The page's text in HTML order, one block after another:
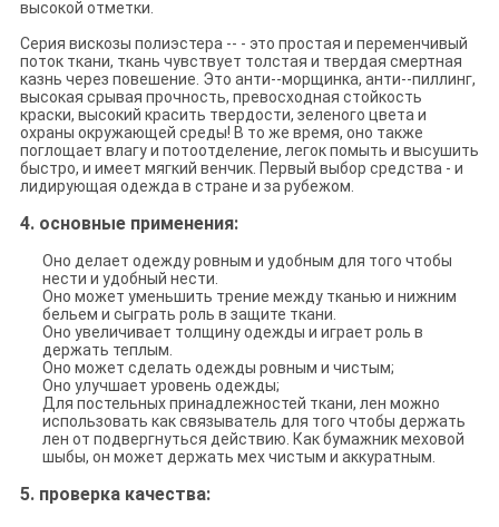
высокой отметки.
Серия вискозы полиэстера -- - это простая и переменчивый
поток ткани, ткань чувствует толстая и твердая смертная
казнь через повешение. Это анти--морщинка, анти--пиллинг,
высокая срывая прочность, превосходная стойкость
краски, высокий красить твердости, зеленого цвета и
охраны окружающей среды! В то же время, оно также
поглощает влагу и потоотделение, легок помыть и высушить
быстро, и имеет мягкий венчик. Первый выбор средства - и
лидирующая одежда в стране и за рубежом.
4. основные применения:
Оно делает одежду ровным и удобным для того чтобы
нести и удобный нести.
Оно может уменьшить трение между тканью и нижним
бельем и сыграть роль в защите ткани.
Оно увеличивает толщину одежды и играет роль в
держать теплым.
Оно может сделать одежды ровным и чистым;
Оно улучшает уровень одежды;
Для постельных принадлежностей ткани, лен можно
использовать как связыватель для того чтобы держать
лен от подвергнуться действию. Как бумажник меховой
шыбы, он может держать мех чистым и аккуратным.
5. проверка качества: